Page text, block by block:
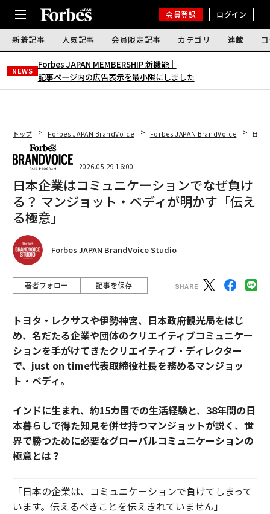
会員登録 ログイン
新着記事 人気記事 会員限定記事 カテゴリ 連載
NEWS
Forbes JAPAN MEMBERSHIP 新機能｜
記事ページ内の広告表示を最小限にしました
トップ Forbes JAPAN BrandVoice Forbes JAPAN BrandVoice 日本
2026.05.29 16:00
日本企業はコミュニケーションでなぜ負け
る？ マンジョット・ベディが明かす「伝え
る極意」
Forbes JAPAN BrandVoice Studio
著者フォロー 記事を保存
トヨタ・レクサスや伊勢神宮、日本政府観光局をはじ
め、名だたる企業や団体のクリエイティブコミュニケー
ションを手がけてきたクリエイティブ・ディレクター
で、just on time代表取締役社長を務めるマンジョッ
ト・ベディ。
インドに生まれ、約15カ国での生活経験と、38年間の日
本暮らしで得た知見を併せ持つマンジョットが説く、世
界で勝つために必要なグローバルコミュニケーションの
極意とは？
「日本の企業は、コミュニケーションで負けてしまって
います。伝えるべきことを伝えきれていません」